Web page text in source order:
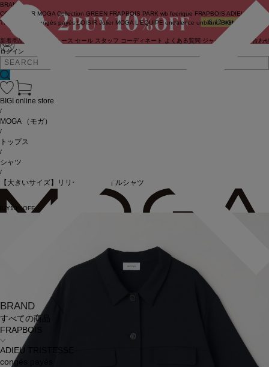
ログイン
BRAND
COUTURIER MOGA Collection GREEN FRAPBOIS PARK wb feerique FRAPBOIS ADIEU
TRISTESSE
congés payés LOISIR Julier MOGA L'EQUIPE endalence unbilanc BIGI online store
新着商品 ニュース セール スタッフ コーディネート よくある質問 ジャーナル お問い合わ
BRAND
すべての商品
FRAPBOIS
ADIEU TRISTESSE
congés payés
BIGI online store
/
MOGA （モガ）
/
トップス
/
シャツ
/
【大きいサイズ】リリーワイルツイルシャツ